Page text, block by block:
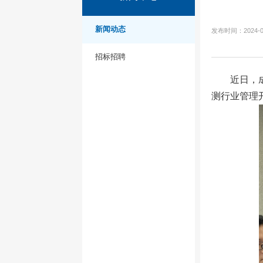
新闻动态
招标招聘
发布时间：2024-
近日，
测行业管理